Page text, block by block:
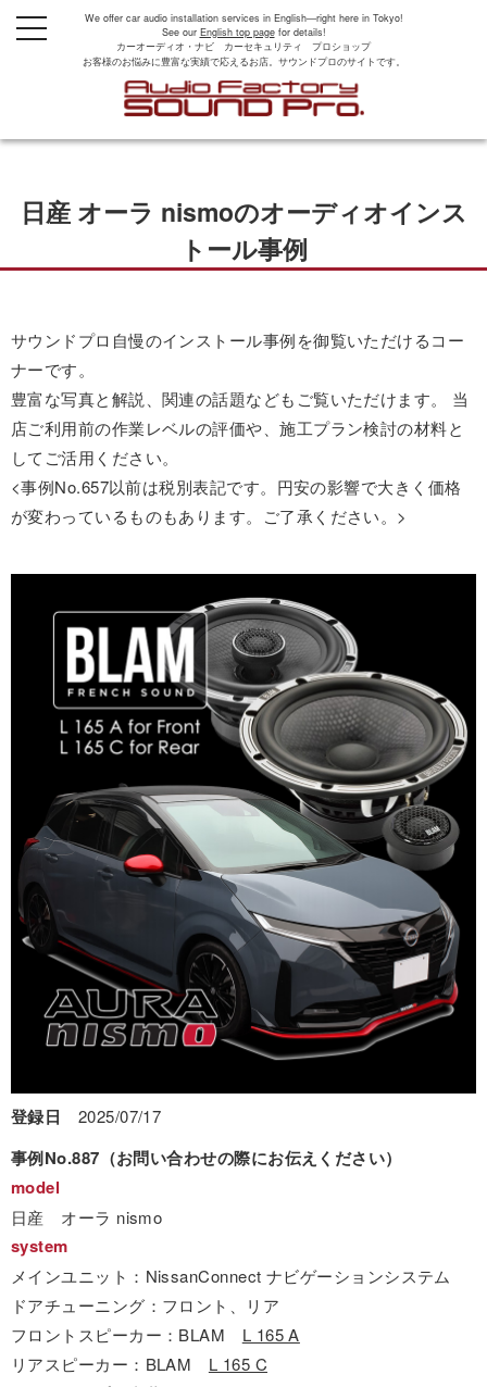
We offer car audio installation services in English—right here in Tokyo!
See our English top pagefor details!
カーオーディオ・ナビ カーセキュリティ プロショップ
お客様のお悩みに豊富な実績で応えるお店。サウンドプロのサイトです。
t
o
a
a
t
n
日産 オーラ nismoのオーディオインス
トール事例
サウンドプロ自慢のインストール事例を御覧いただけるコー
ナーです。
豊富な写真と解説、関連の話題などもご覧いただけます。 当
店ご利用前の作業レベルの評価や、施工プラン検討の材料と
してご活用ください。
<事例No.657以前は税別表記です。円安の影響で大きく価格
が変わっているものもあります。ご了承ください。>
登録日 2025/07/17
事例No.887（お問い合わせの際にお伝えください）
model
日産 オーラ nismo
system
メインユニット：NissanConnect ナビゲーションシステム
ドアチューニング：フロント、リア
フロントスピーカー：BLAM L 165 A
リアスピーカー：BLAM L 165 C